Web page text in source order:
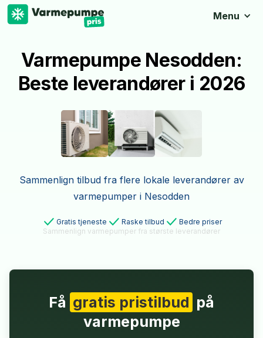
Menu
Varmepumpe Nesodden:
Beste leverandører i 2026
Sammenlign tilbud fra flere lokale leverandører av
varmepumper i Nesodden
Gratis tjeneste Raske tilbud
Bedre priser
Sammenlign varmepumper fra største leverandører
Få gratis pristilbud på
varmepumpe